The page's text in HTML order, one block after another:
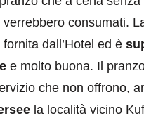
consumati.
dall’Hotel ed è
e molto buona. Il
che non offrono,
la località vicino